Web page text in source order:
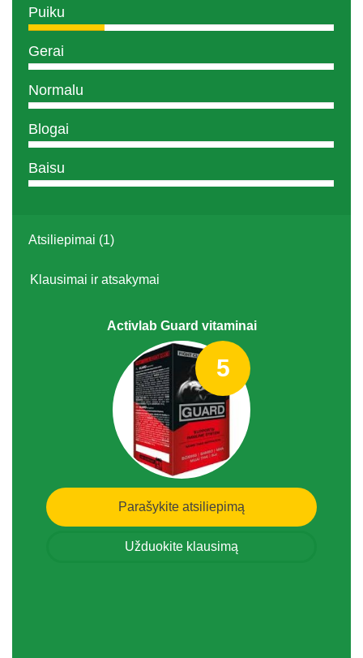
Puiku
Gerai
Normalu
Blogai
Baisu
Atsiliepimai (1)
Klausimai ir atsakymai
Activlab Guard vitaminai
5
Parašykite atsiliepimą
Užduokite klausimą